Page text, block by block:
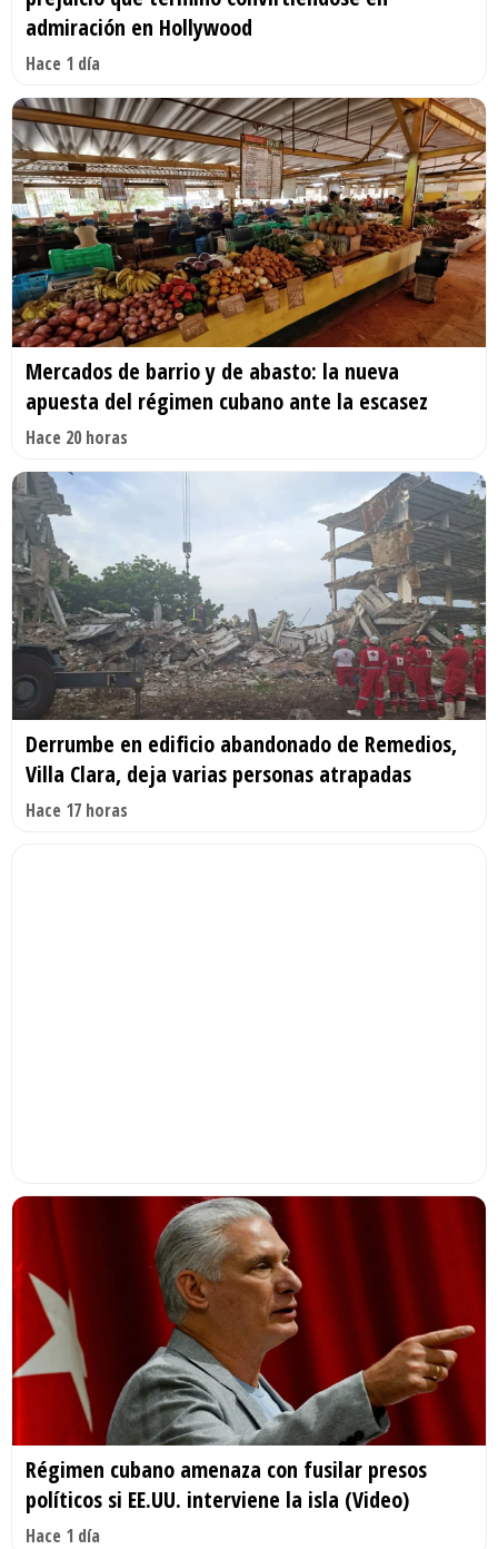
admiración en Hollywood
Hace 1 día
Mercados de barrio y de abasto: la nueva
apuesta del régimen cubano ante la escasez
Hace 20 horas
Derrumbe en edificio abandonado de Remedios,
Villa Clara, deja varias personas atrapadas
Hace 17 horas
Régimen cubano amenaza con fusilar presos
políticos si EE.UU. interviene la isla (Video)
Hace 1 día